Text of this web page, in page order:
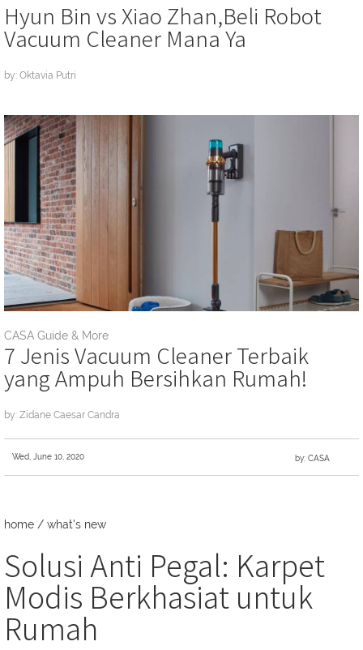
Hyun Bin vs Xiao Zhan,Beli Robot
Vacuum Cleaner Mana Ya
by: Oktavia Putri
CASA Guide & More
7 Jenis Vacuum Cleaner Terbaik
yang Ampuh Bersihkan Rumah!
by: Zidane Caesar Candra
Wed, June 10, 2020 by: CASA
home / what's new
Solusi Anti Pegal: Karpet
Modis Berkhasiat untuk
Rumah